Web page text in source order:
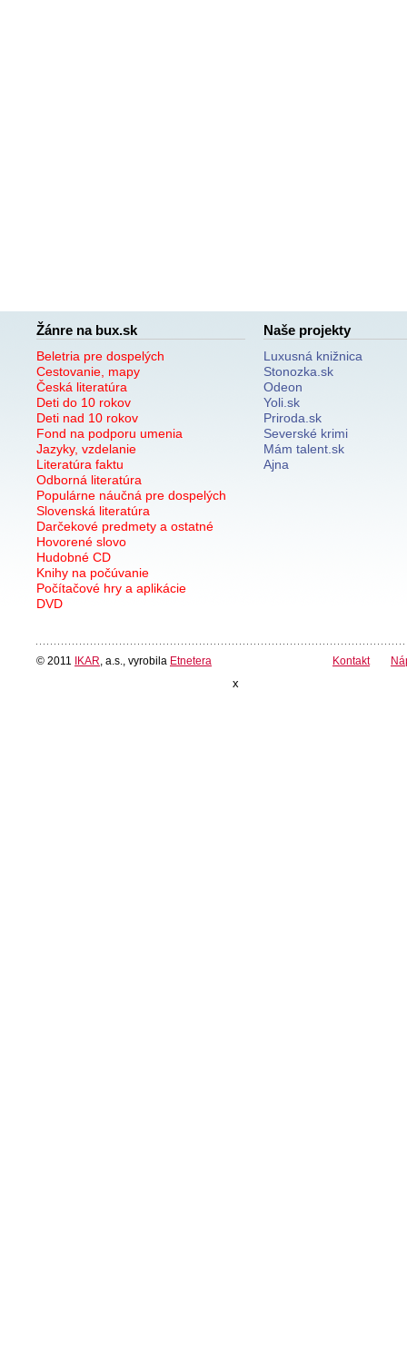
Žánre na bux.sk
Beletria pre dospelých
Cestovanie, mapy
Česká literatúra
Deti do 10 rokov
Deti nad 10 rokov
Fond na podporu umenia
Jazyky, vzdelanie
Literatúra faktu
Odborná literatúra
Populárne náučná pre dospelých
Slovenská literatúra
Darčekové predmety a ostatné
Hovorené slovo
Hudobné CD
Knihy na počúvanie
Počítačové hry a aplikácie
DVD
Naše projekty
Luxusná knižnica
Stonozka.sk
Odeon
Yoli.sk
Priroda.sk
Severské krimi
Mám talent.sk
Ajna
© 2011 IKAR , a.s., vyrobila Etnetera Kontakt
x